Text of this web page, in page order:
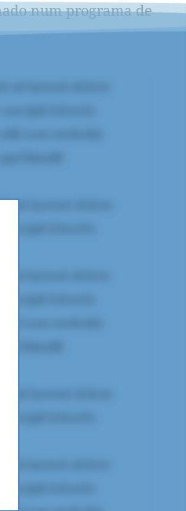
num programa de